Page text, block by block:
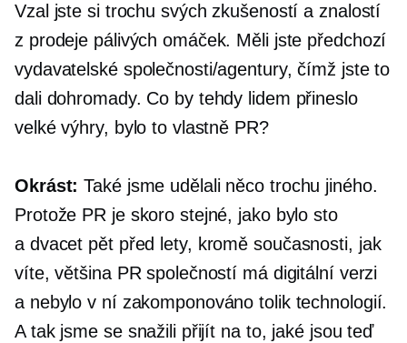
Vzal jste si trochu svých zkušeností a znalostí
z prodeje pálivých omáček. Měli jste předchozí
vydavatelské společnosti/agentury, čímž jste to
dali dohromady. Co by tehdy lidem přineslo
velké výhry, bylo to vlastně PR?
Okrást: Také jsme udělali něco trochu jiného.
Protože PR je skoro stejné, jako bylo sto
a dvacet pětpřed lety, kromě současnosti, jak
víte, většina PR společností má digitální verzi
a nebylo v ní zakomponováno tolik technologií.
A tak jsme se snažili přijít na to, jaké jsou teď